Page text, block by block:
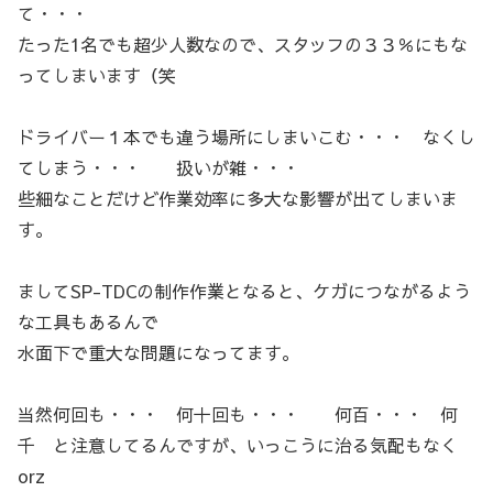
て・・・
たった1名でも超少人数なので、スタッフの３３％にもな
ってしまいます（笑
ドライバー１本でも違う場所にしまいこむ・・・ なくし
てしまう・・・ 扱いが雑・・・
些細なことだけど作業効率に多大な影響が出てしまいま
す。
ましてSP-TDCの制作作業となると、ケガにつながるよう
な工具もあるんで
水面下で重大な問題になってます。
当然何回も・・・ 何十回も・・・ 何百・・・ 何
千 と注意してるんですが、いっこうに治る気配もなく
orz